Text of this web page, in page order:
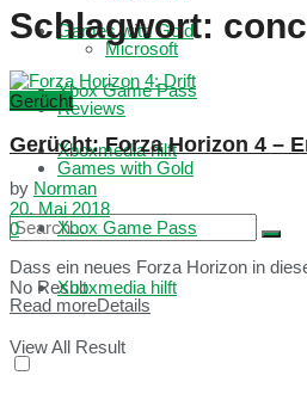
Games with Gold
Xbox Game Pass
Xboxmedia hilft
No Result
View All Result
Microsoft
Reviews
Games with Gold
Xbox Game Pass
Xboxmedia hilft
Schlagwort:
Gerücht
Gerücht: Forza Horizon 4 –
by Norman
20. Mai 2018
0
Dass ein neues Forza Horizon in
Read moreDetails